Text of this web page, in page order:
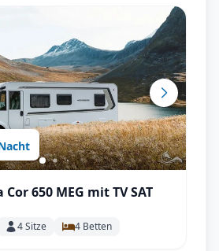
650 MEG mit TV SAT
4Sitze 4 Betten